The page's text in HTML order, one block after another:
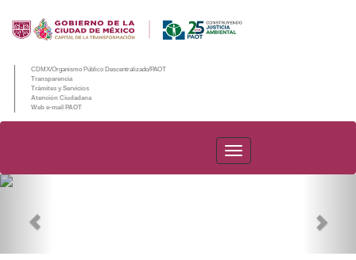
CDMX/Organismo Público Descentralizado/PAOT
Transparencia
Trámites y Servicios
Atención Ciudadana
Web e-mail PAOT
PAOT